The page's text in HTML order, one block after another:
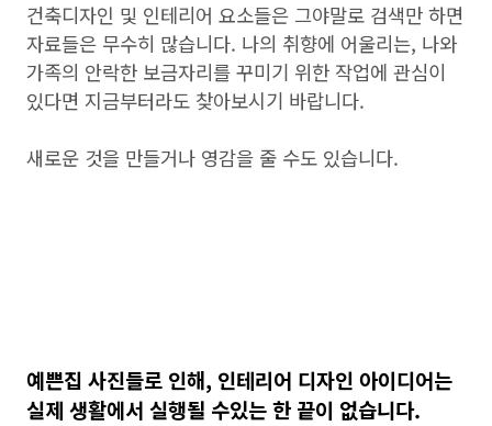
건축디자인 및 인테리어 요소들은 그야말로 검색만 하면
자료들은 무수히 많습니다. 나의 취향에 어울리는, 나와
가족의 안락한 보금자리를 꾸미기 위한 작업에 관심이
있다면 지금부터라도 찾아보시기 바랍니다.
새로운 것을 만들거나 영감을 줄 수도 있습니다.
예쁜집 사진들로 인해, 인테리어 디자인 아이디어는
실제 생활에서 실행될 수있는 한 끝이 없습니다.